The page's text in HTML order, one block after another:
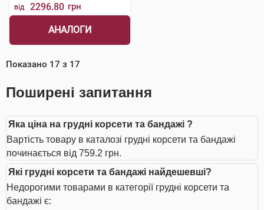
від 2296.80 грн
АНАЛОГИ
Показано 17 з 17
Поширені запитання
Яка ціна на грудні корсети та бандажі ?
Вартість товару в каталозі грудні корсети та бандажі
починається від 759.2 грн.
Які грудні корсети та бандажі найдешевші?
Недорогими товарами в категорії грудні корсети та
бандажі є: